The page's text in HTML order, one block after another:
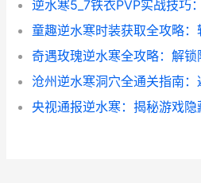
童趣逆水寒时装获取全攻略
央视通报逆水寒：揭秘游戏